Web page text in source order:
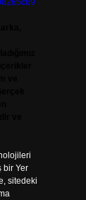
bir Yer
sitedeki